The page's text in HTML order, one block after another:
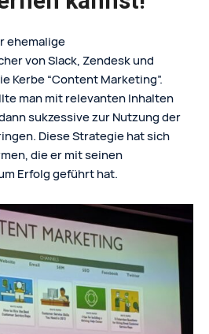
ehemalige
von Slack, Zendesk und
Kerbe “Content Marketing”.
man mit relevanten Inhalten
sukzessive zur Nutzung der
Diese Strategie hat sich
die er mit seinen
Erfolg geführt hat.